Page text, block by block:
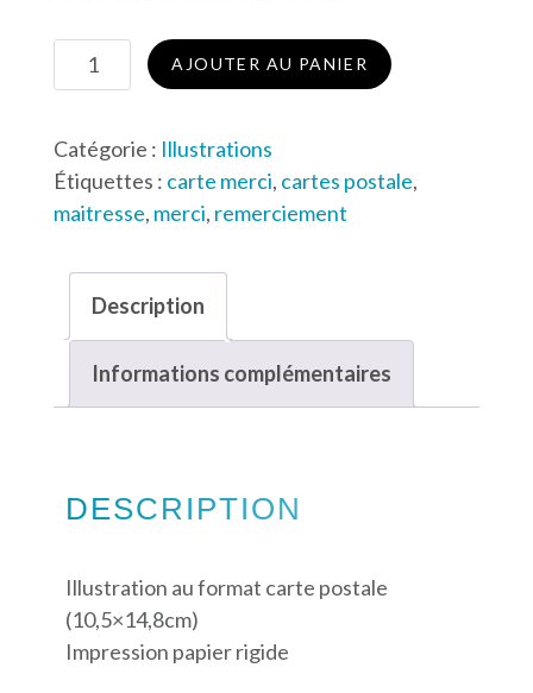
quantité
de
fleuri
AJOUTER AU PANIER
Catégorie : Illustrations
Étiquettes : carte merci, cartes postale,
maitresse, merci, remerciement
Description
Informations complémentaires
DESCRIPTION
Illustration au format carte postale
(10,5×14,8cm)
Impression papier rigide